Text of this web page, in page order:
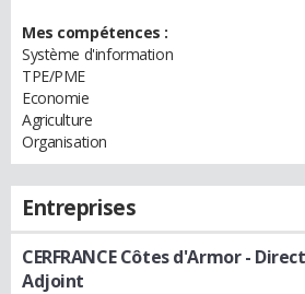
Mes compétences :
Système d'information
TPE/PME
Economie
Agriculture
Organisation
Entreprises
CERFRANCE Côtes d'Armor-
Adjoint